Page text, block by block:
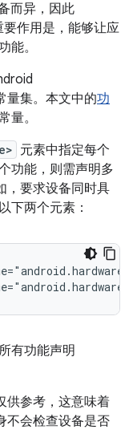
而异，因此
要作用是，能够让应
能。
量集。本文中的功
量。
元素中指定每个
功能，则需声明多
，要求设备同时具
下两个元素：
有功能声明
供参考，这意味着
不会检查设备是否